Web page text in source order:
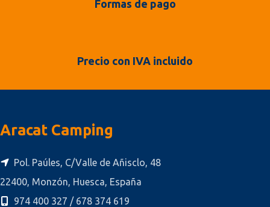
Formas de pago
Precio con IVA incluido
Aracat Camping
Pol. Paúles, C/Valle de Añisclo, 48
22400, Monzón, Huesca, España
974 400 327 / 678 374 619